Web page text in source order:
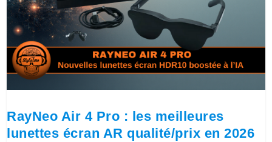
RayNeo Air 4 Pro : les meilleures
lunettes écran AR qualité/prix en 2026